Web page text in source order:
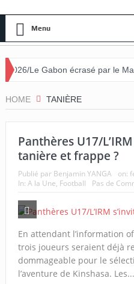
Menu
écrasé par le Mali
HOME TANIÈRE
Panthères U17/
tanière et frappe ?
Publié par Benjamin YANGA on:
In: A la Une, Football Pas de
En attendant l’information
trois joueurs seraient déjà
dommageable pour le
l’aventure de Kinshasa. Les...